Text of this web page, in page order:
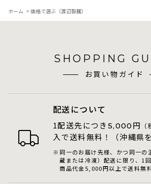
ホーム > 価格で選ぶ（渡辺製麺）
SHOPPING
お買い物ガイド
配送について
1配送先につき 5,000 円 （
入で送料無料！（沖縄県
同一のお届け先様、かつ同一の
蔵または冷凍）配送に限り、1
商品代金5,000円以上で送料無料